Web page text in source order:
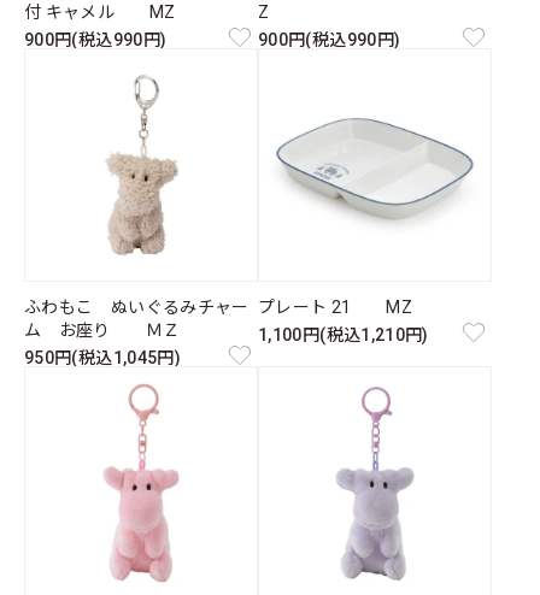
付 キャメル MZ
900円(税込990円)
Z
900円(税込990円)
ふわもこ ぬいぐるみチャー
ム お座り ＭＺ
950円(税込1,045円)
プレート 21 MZ
1,100円(税込1,210円)